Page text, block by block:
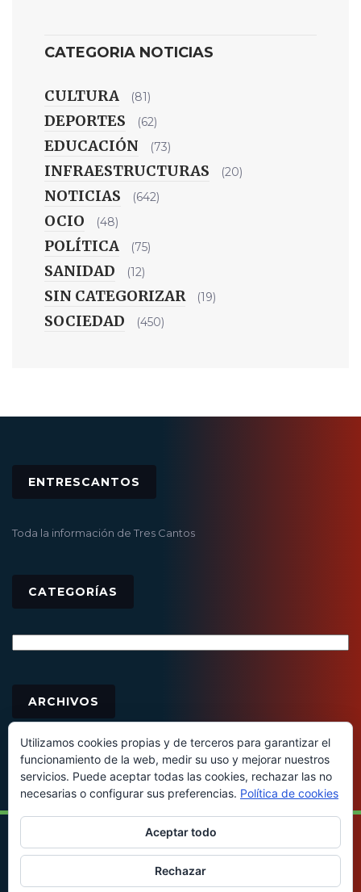
CATEGORIA NOTICIAS
CULTURA (81)
DEPORTES (62)
EDUCACIÓN (73)
INFRAESTRUCTURAS (20)
NOTICIAS (642)
OCIO (48)
POLÍTICA (75)
SANIDAD (12)
SIN CATEGORIZAR (19)
SOCIEDAD (450)
ENTRESCANTOS
Toda la información de Tres Cantos
CATEGORÍAS
ARCHIVOS
© 2016 - Todos los derechos reservados
Utilizamos cookies propias y de terceros para garantizar el
funcionamiento de la web, medir su uso y mejorar nuestros
servicios. Puede aceptar todas las cookies, rechazar las no
necesarias o configurar sus preferencias. Política de cookies
Aceptar todo
Rechazar